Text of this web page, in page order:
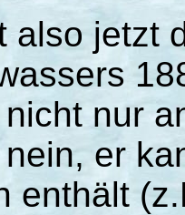
also jetzt
nur
er
enthält